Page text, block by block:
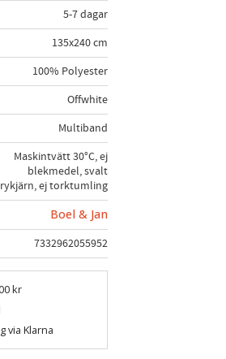
5-7 dagar
135x240 cm
100% Polyester
Offwhite
Multiband
Maskintvätt 30°C, ej
blekmedel, svalt
ej torktumling
Boel & Jan
7332962055952
kr
via Klarna